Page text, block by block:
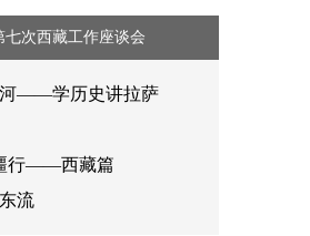
七次西藏工作座谈会
——学历史讲拉萨
行——西藏篇
流
继续推动文化繁荣、建